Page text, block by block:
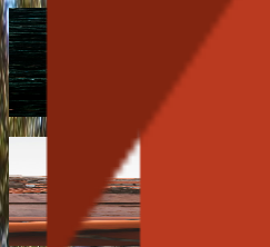
Étanchéité et fuites de
Diagnostic précis des
En savoir plus
Réparation de toiture
Réparation rapide de toiture
En savoir plus